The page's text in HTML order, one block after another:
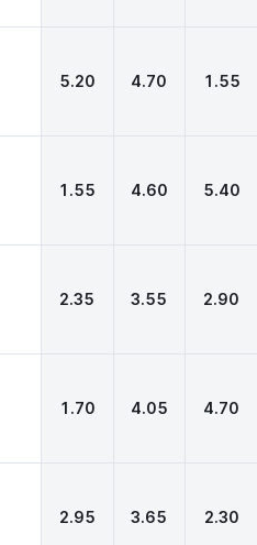
5.20 4.70 1.55
1.55 4.60 5.40
2.35 3.55 2.90
1.70 4.05 4.70
2.95 3.65 2.30